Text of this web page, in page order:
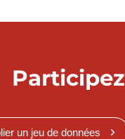
Participez
un jeu de données